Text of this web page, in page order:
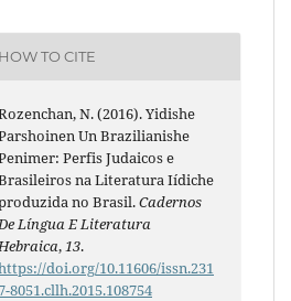
HOW TO CITE
N. (2016). Yidishe
Un Brazilianishe
Perfis Judaicos e
na Literatura Iídiche
no Brasil.Cadernos
De Língua E Literatura
Hebraica, 13.
doi.org/10.11606/issn.231
8051.cllh.2015.108754